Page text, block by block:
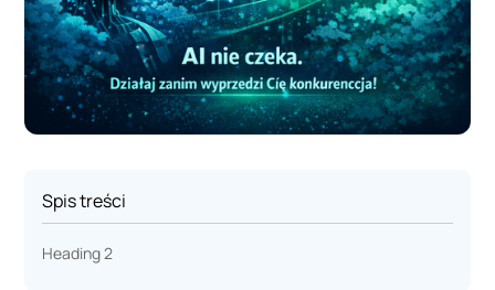
Spis treści
Heading 2